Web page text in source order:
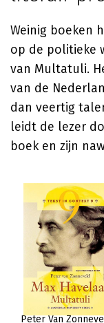
Weinig boeken
op de politieke
van Multatuli.
van de
dan veertig
leidt de lezer
boek en zijn
Peter Van